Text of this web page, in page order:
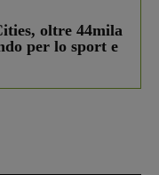
oltre 44mila
per lo sport e